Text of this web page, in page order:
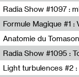
Sophie Auger-
Radia Show #1097 :
Formule Magique #1
Nathalie
Loraine Baud,Sylvain
Usmaradio